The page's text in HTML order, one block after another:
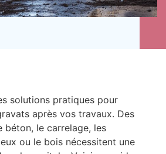
solutions pratiques pour
après vos travaux. Des
béton, le carrelage, les
ou le bois nécessitent une